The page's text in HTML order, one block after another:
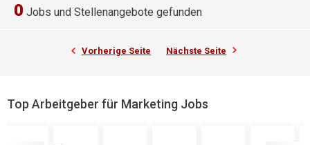
0 Jobs und Stellenangebote gefunden
Vorherige Seite Nächste Seite
Top Arbeitgeber für Marketing Jobs